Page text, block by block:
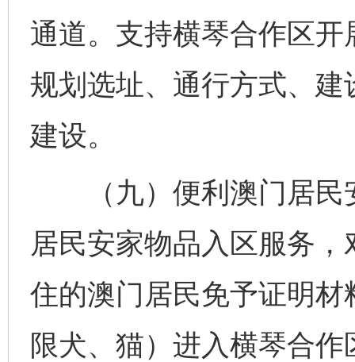
通道。支持横琴合作区
规划选址、通行方式、
建设。
（九）便利澳门居民
居民安家物品入区服务
住的澳门居民免予证明
限犬、猫）进入横琴合